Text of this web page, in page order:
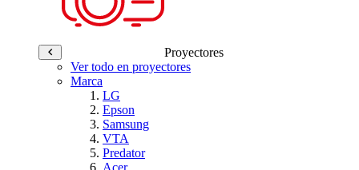
Proyectores
Ver todo en proyectores
Marca
LG
Epson
Samsung
VTA
Predator
Acer